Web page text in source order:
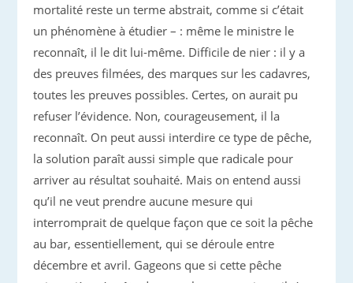
mortalité reste un terme abstrait, comme si c’était
un phénomène à étudier – : même le ministre le
reconnaît, il le dit lui-même. Difficile de nier : il y a
des preuves filmées, des marques sur les cadavres,
toutes les preuves possibles. Certes, on aurait pu
refuser l’évidence. Non, courageusement, il la
reconnaît. On peut aussi interdire ce type de pêche,
la solution paraît aussi simple que radicale pour
arriver au résultat souhaité. Mais on entend aussi
qu’il ne veut prendre aucune mesure qui
interromprait de quelque façon que ce soit la pêche
au bar, essentiellement, qui se déroule entre
décembre et avril. Gageons que si cette pêche